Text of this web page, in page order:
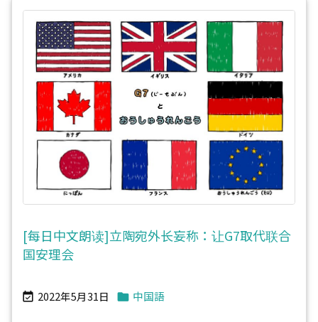
[每日中文朗读]立陶宛外长妄称：让G7取代联合
国安理会
 2022年5月31日  中国語